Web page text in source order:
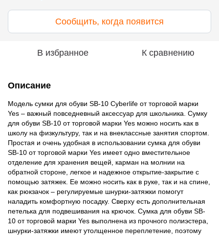
Сообщить, когда появится
В избранное К сравнению
Описание
Модель сумки для обуви SB-10 Cyberlife от торговой марки
Yes – важный повседневный аксессуар для школьника. Сумку
для обуви SB-10 от торговой марки Yes можно носить как в
школу на физкультуру, так и на внеклассные занятия спортом.
Простая и очень удобная в использовании сумка для обуви
SB-10 от торговой марки Yes имеет одно вместительное
отделение для хранения вещей, карман на молнии на
обратной стороне, легкое и надежное открытие-закрытие с
помощью затяжек. Ее можно носить как в руке, так и на спине,
как рюкзачок – регулируемые шнурки-затяжки помогут
наладить комфортную посадку. Сверху есть дополнительная
петелька для подвешивания на крючок. Сумка для обуви SB-
10 от торговой марки Yes выполнена из прочного полиэстера,
шнурки-затяжки имеют утолщенное переплетение, поэтому